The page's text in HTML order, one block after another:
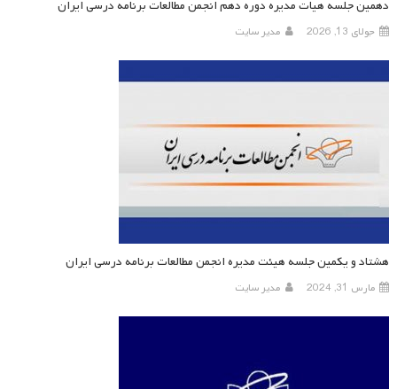
دهمین جلسه هیات مدیره دوره دهم انجمن مطالعات برنامه درسی ایران
جولای 13, 2026 مدیر سایت
هشتاد و یکمین جلسه هیئت مدیره انجمن مطالعات برنامه درسی ایران
مارس 31, 2024 مدیر سایت